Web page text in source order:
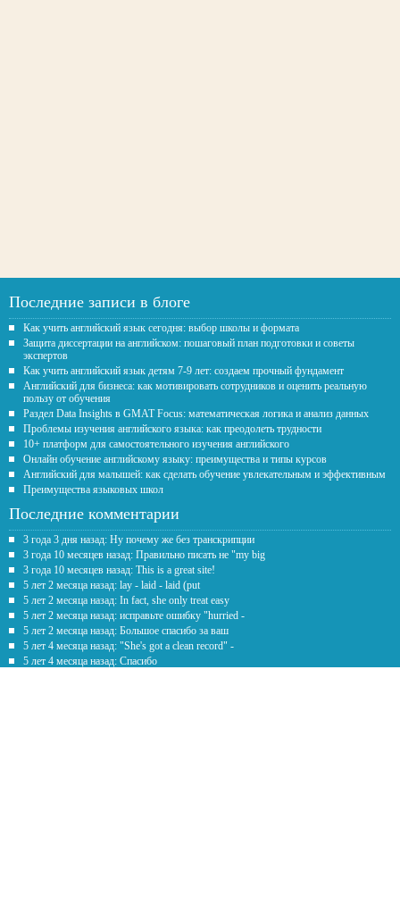
Последние записи в блоге
Как учить английский язык сегодня: выбор школы и формата
Защита диссертации на английском: пошаговый план подготовки и советы
экспертов
Как учить английский язык детям 7-9 лет: создаем прочный фундамент
Английский для бизнеса: как мотивировать сотрудников и оценить реальную
пользу от обучения
Раздел Data Insights в GMAT Focus: математическая логика и анализ данных
Проблемы изучения английского языка: как преодолеть трудности
10+ платформ для самостоятельного изучения английского
Онлайн обучение английскому языку: преимущества и типы курсов
Английский для малышей: как сделать обучение увлекательным и эффективным
Преимущества языковых школ
Последние комментарии
3 года 3 дня назад: Ну почему же без транскрипции
3 года 10 месяцев назад: Правильно писать не "my big
3 года 10 месяцев назад: This is a great site!
5 лет 2 месяца назад: lay - laid - laid (put
5 лет 2 месяца назад: In fact, she only treat easy
5 лет 2 месяца назад: исправьте ошибку "hurried -
5 лет 2 месяца назад: Большое спасибо за ваш
5 лет 4 месяца назад: "She's got a clean record" -
5 лет 4 месяца назад: Спасибо